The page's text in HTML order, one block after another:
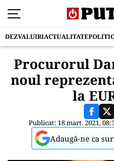
DEZVALUIRIACTUALITATE
Procurorul
noul
la
Publicat: 18 mart. 2021,
Adaugă-ne ca